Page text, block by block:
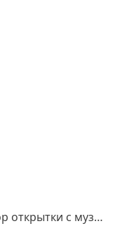
Виктор открытки с музыкой день рождения